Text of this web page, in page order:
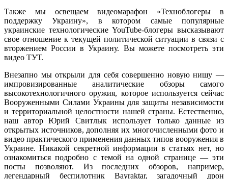
Также мы освещаем видеомарафон «Техноблогеры в
поддержку Украину», в котором самые популярные
украинские технологические YouTube-блогеры высказывают
свое отношение к текущей политической ситуации в связи с
вторжением России в Украину. Вы можете посмотреть эти
видео ТУТ.
Внезапно мы открыли для себя совершенно новую нишу —
импровизированные аналитические обзоры самого
высокотехнологичного оружия, которое используется сейчас
Вооруженными Силами Украины для защиты независимости
и территориальной целостности нашей страны. Естественно,
наш автор Юрий Свитлык использует только данные из
открытых источников, дополняя их многочисленными фото и
видео практического применения данных типов вооружения в
Украине. Никакой секретной информации в статьях нет, но
ознакомиться подробно с темой на одной странице — эти
посты позволяют. Из последних обзоров, например,
легендарный беспилотник Bayraktar, загадочный дрон